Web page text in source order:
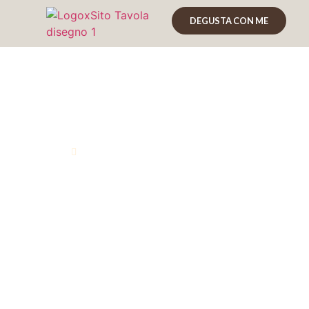
DEGUSTA CON ME